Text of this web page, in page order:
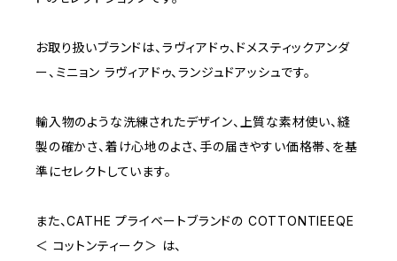
E70
YELLOW
PURPLE
5000~
お取り扱いブランドは、ラヴィアドゥ、ドメスティックアンダ
ー、ミニョン ラヴィアドゥ、ランジュドアッシュです。
輸入物のような洗練されたデザイン、上質な素材使い、縫
製の確かさ、着け心地のよさ、手の届きやすい価格帯、を基
準にセレクトしています。
また、CATHE プライベートブランドの COTTONTIEEQE
＜ コットンティーク＞ は、